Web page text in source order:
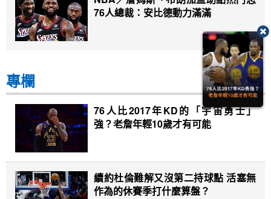
76人總裁：安比德動力滿滿
專欄
76人比2017年KD的「宇宙勇士」
強？老詹年輕10歲才有可能
續約杜倫難解又沒第二持球點 活塞無
作為的休賽季打什麼算盤？